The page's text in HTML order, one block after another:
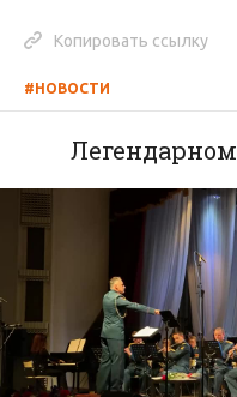
Копировать ссылку
#НОВОСТИ